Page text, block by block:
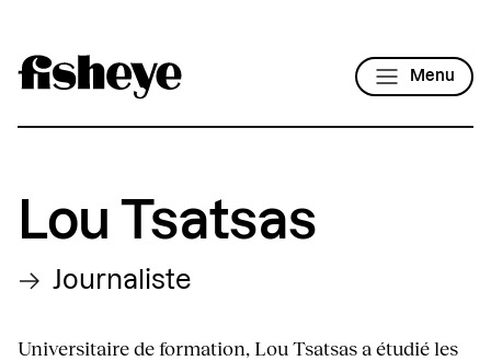
Menu
Lou Tsatsas
Journaliste
Universitaire de formation, Lou Tsatsas a étudié les